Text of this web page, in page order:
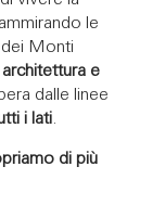
le
dei Monti
architettura e
dalle linee
i lati.
di più